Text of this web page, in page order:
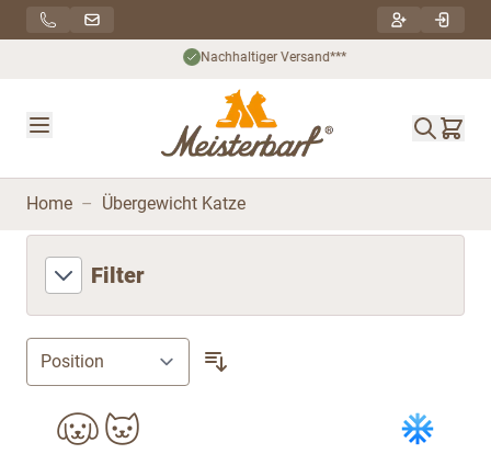
Direkt zum Inhalt
Nachhaltiger Versand***
Home – Übergewicht Katze
Filter